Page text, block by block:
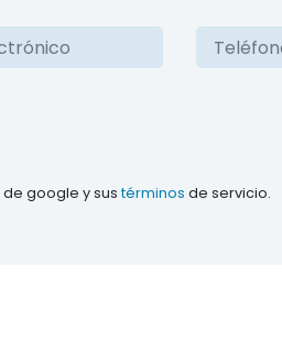
de google y sus términos de servicio.